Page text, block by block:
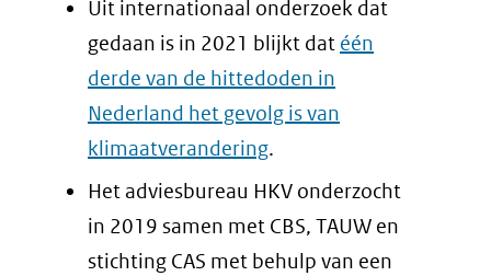
Uit internationaal onderzoek dat
gedaan is in 2021 blijkt dat één
derde van de hittedoden in
Nederland het gevolg is van
klimaatverandering.
Het adviesbureau HKV onderzocht
in 2019 samen met CBS, TAUW en
stichting CAS met behulp van een